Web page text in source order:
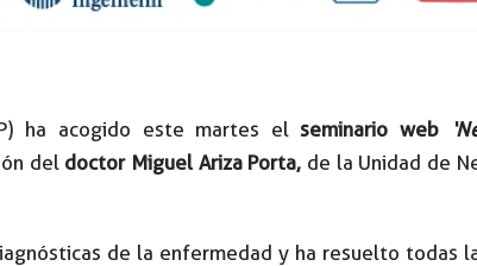
ha acogido este martes el seminario web
del doctor Miguel Ariza Porta, de la Unidad de
de la enfermedad y ha resuelto todas